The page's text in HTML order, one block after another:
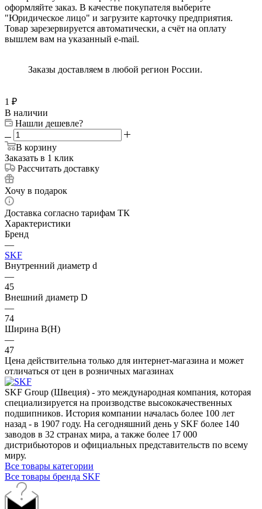
оформляйте заказ. В качестве покупателя выберите
"Юридическое лицо" и загрузите карточку предприятия.
Товар зарезервируется автоматически, а счёт на оплату
вышлем вам на указанный e-mail.
Заказы доставляем в любой регион России.
1 ₽
В наличии
Нашли дешевле?
В корзину
Заказать в 1 клик
Рассчитать доставку
Хочу в подарок
Доставка согласно тарифам ТК
Характеристики
Бренд
—
SKF
Внутренний диаметр d
—
45
Внешний диаметр D
—
74
Ширина B(H)
—
47
Цена действительна только для интернет-магазина и может
отличаться от цен в розничных магазинах
SKF Group (Швеция) - это международная компания, которая
специализируется на производстве высококачественных
подшипников. История компании началась более 100 лет
назад - в 1907 году. На сегодняшний день у SKF более 140
заводов в 32 странах мира, а также более 17 000
дистрибьюторов и официальных представительств по всему
миру.
Все товары категории
Все товары бренда SKF